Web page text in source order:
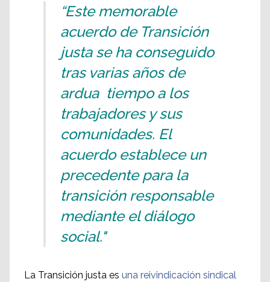
“Este memorable
acuerdo de Transición
justa se ha conseguido
tras varias años de
ardua tiempo a los
trabajadores y sus
comunidades. El
acuerdo establece un
precedente para la
transición responsable
mediante el diálogo
social."
La Transición justa es una reivindicación sindical